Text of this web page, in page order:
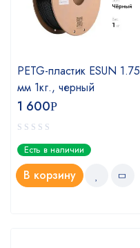
PETG-пластик ESUN 1.75
мм 1кг., черный
1 600Р
Есть в наличии
В корзину